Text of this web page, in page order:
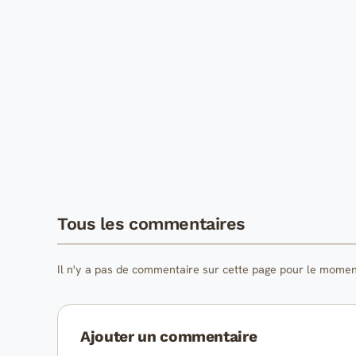
Tous les commentaires
Il n'y a pas de commentaire sur cette page pour le
Ajouter un commentaire